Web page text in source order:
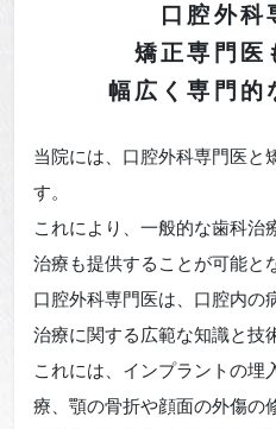
口腔外科
矯正専門医
幅広く専門的
当院には、口腔外科専門医と
す。
これにより、一般的な歯科治
治療も提供することが可能と
口腔外科専門医は、口腔内の
治療に関する広範な知識と技
これには、インプラントの埋
療、顎の骨折や顔面の外傷の